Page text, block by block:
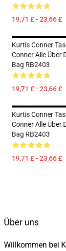
19,71 £ - 23,66 £
Kurtis Conner
Conner Alle Über
Bag RB2403
19,71 £ - 23,66 £
Kurtis Conner
Conner Alle Über
Bag RB2403
19,71 £ - 23,66 £
Über uns
Willkommen bei